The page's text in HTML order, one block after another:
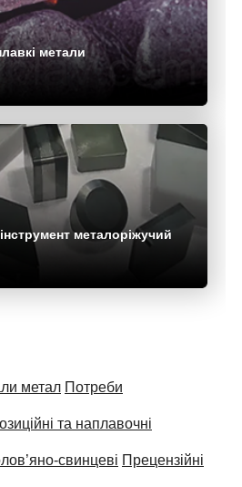
метали
металоріжучий
метал Потреби
та наплавочні
свинцеві Прецензійні